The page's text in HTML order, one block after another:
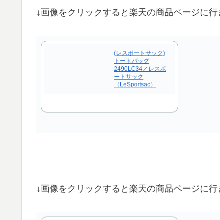
↓画像をクリックすると楽天の商品ページに行
(レスポートサック)
トートバッグ
2490LC34／レスポ
ートサック
（LeSportsac）
↓画像をクリックすると楽天の商品ページに行